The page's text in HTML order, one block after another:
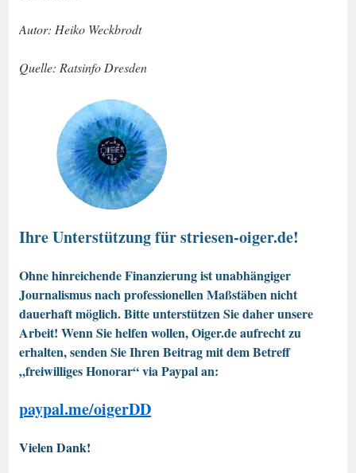
Autor: Heiko Weckbrodt
Quelle: Ratsinfo Dresden
Ihre Unterstützung für striesen-oiger.de!
Ohne hinreichende Finanzierung ist unabhängiger
Journalismus nach professionellen Maßstäben nicht
dauerhaft möglich. Bitte unterstützen Sie daher unsere
Arbeit! Wenn Sie helfen wollen, Oiger.de aufrecht zu
erhalten, senden Sie Ihren Beitrag mit dem Betreff
„freiwilliges Honorar“ via Paypal an:
paypal.me/oigerDD
Vielen Dank!